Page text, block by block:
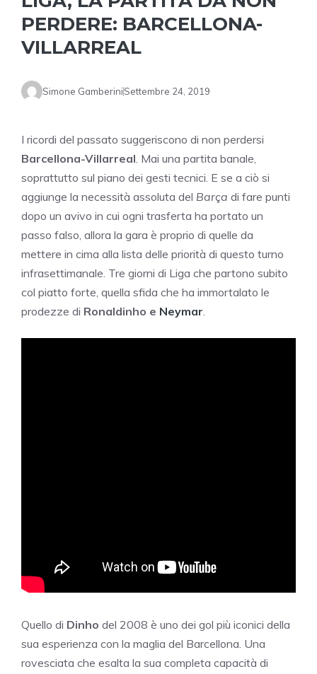
PERDERE: BARCELLONA-
VILLARREAL
Simone GamberiniSettembre 24, 2019
I ricordi del passato suggeriscono di non perdersi
Barcellona-Villarreal. Mai una partita banale,
soprattutto sul piano dei gesti tecnici. E se a ciò si
aggiunge la necessità assoluta del Barça di fare punti
dopo un avivo in cui ogni trasferta ha portato un
passo falso, allora la gara è proprio di quelle da
mettere in cima alla lista delle priorità di questo turno
infrasettimanale. Tre giorni di Liga che partono subito
col piatto forte, quella sfida che ha immortalato le
prodezze di Ronaldinho e Neymar.
Quello di Dinho del 2008 è uno dei gol più iconici della
sua esperienza con la maglia del Barcellona. Una
rovesciata che esalta la sua completa capacità di